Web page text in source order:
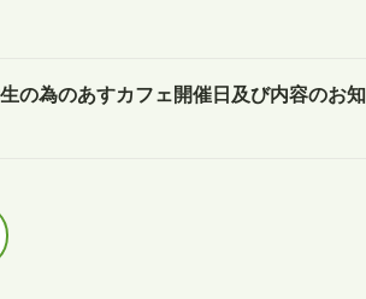
の為のあすカフェ開催日及び内容のお知